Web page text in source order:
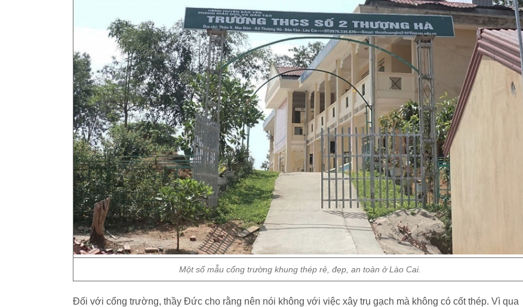
Một số mẫu cổng trường khung thép rẻ, đẹp, an toàn ở Lào Cai.
Đối với cổng trường, thầy Đức cho rằng nên nói không với việc xây trụ gạch mà không có cốt thép. Vì qua